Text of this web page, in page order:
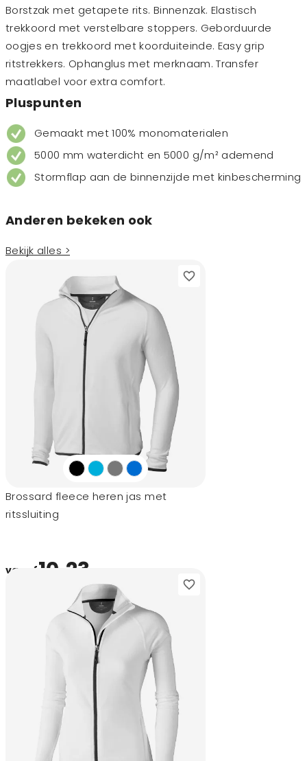
Borstzak met getapete rits. Binnenzak. Elastisch
trekkoord met verstelbare stoppers. Geborduurde
oogjes en trekkoord met koorduiteinde. Easy grip
ritstrekkers. Ophanglus met merknaam. Transfer
maatlabel voor extra comfort.
Pluspunten
Gemaakt met 100% monomaterialen
5000 mm waterdicht en 5000 g/m² ademend
Stormflap aan de binnenzijde met kinbescherming
Anderen bekeken ook
Bekijk alles >
Brossard fleece heren jas met
ritssluiting
vanaf10,23